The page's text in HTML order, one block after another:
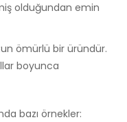
olduğundan emin
ömürlü bir üründür.
boyunca
bazı örnekler: